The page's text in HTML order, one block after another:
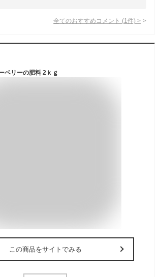
全てのおすすめコメント (1 件) >
ベリーの肥料 2ｋｇ
この商品をサイトでみる